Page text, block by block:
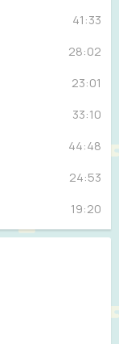
41:33
28:02
23:01
33:10
44:48
24:53
19:20
34:35